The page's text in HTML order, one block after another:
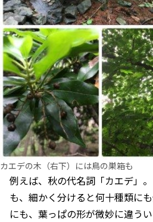
カエデの木（右下）には鳥の巣箱も
例えば、秋の代名詞「カエデ」
も、細かく分けると何十種類に
にも、葉っぱの形が微妙に違う